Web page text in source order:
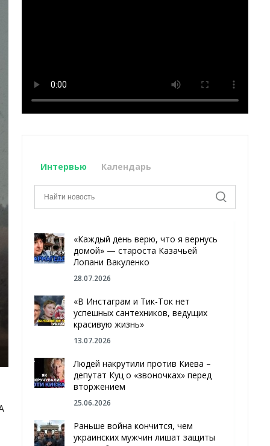
Интервью Календарь
«Каждый день верю, что я вернусь
домой» — староста Казачьей
Лопани Вакуленко
28.07.2026
«В Инстаграм и Тик-Ток нет
успешных сантехников, ведущих
красивую жизнь»
13.07.2026
Людей накрутили против Киева –
депутат Куц о «звоночках» перед
вторжением
25.06.2026
Раньше война кончится, чем
украинских мужчин лишат защиты